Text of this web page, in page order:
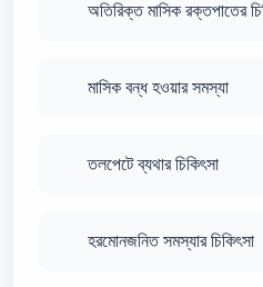
অতিরিক্ত মাসিক রক্তপাতের
মাসিক বন্ধ হওয়ার সমস্যা
তলপেটে ব্যথার চিকিৎসা
হরমোনজনিত সমস্যার চিকিৎসা